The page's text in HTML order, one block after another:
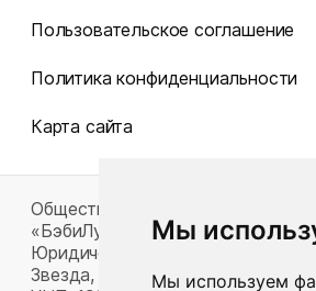
Мы
Мы используем
Пользовательское соглашение
Политика конфиденциальности
Карта сайта
Общество с ограниченной
«БэбиЛук»
Юридический адрес: 220117, г.
Звезда, д. 16, пом. 52